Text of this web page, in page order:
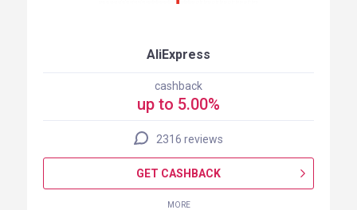
AliExpress
cashback
up to 5.00%
2316 reviews
GET CASHBACK
MORE